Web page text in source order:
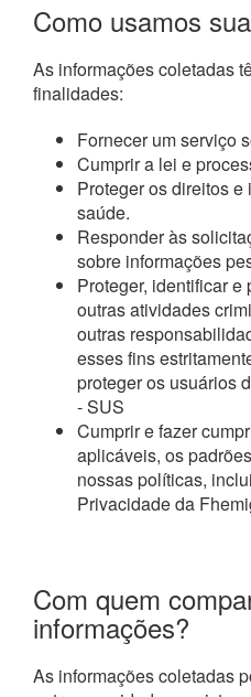
Como usamos
As informações coletadas
finalidades:
Fornecer um serviço
Cumprir a lei e
Proteger os direitos
saúde.
Responder às
sobre informações
Proteger, identificar
outras atividades
outras
esses fins
proteger os usuários
- SUS
Cumprir e fazer
aplicáveis, os
nossas políticas,
Privacidade da
Com quem
informações?
As informações coletadas